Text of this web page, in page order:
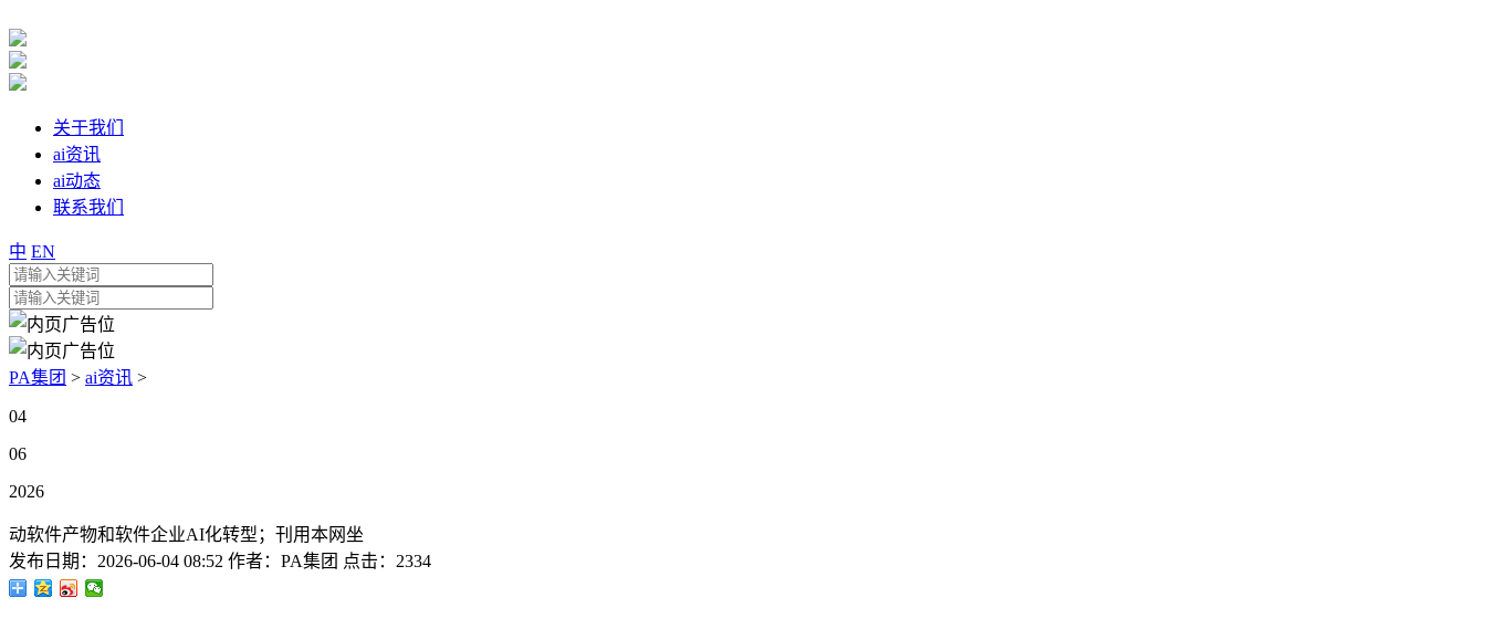
关于我们
ai资讯
ai动态
联系我们
中 EN
PA集团 > ai资讯 >
04
06
2026
动软件产物和软件企业AI化转型；刊用本网坐
发布日期： 2026-06-04 08:52 作者： PA集团 点击： 2334